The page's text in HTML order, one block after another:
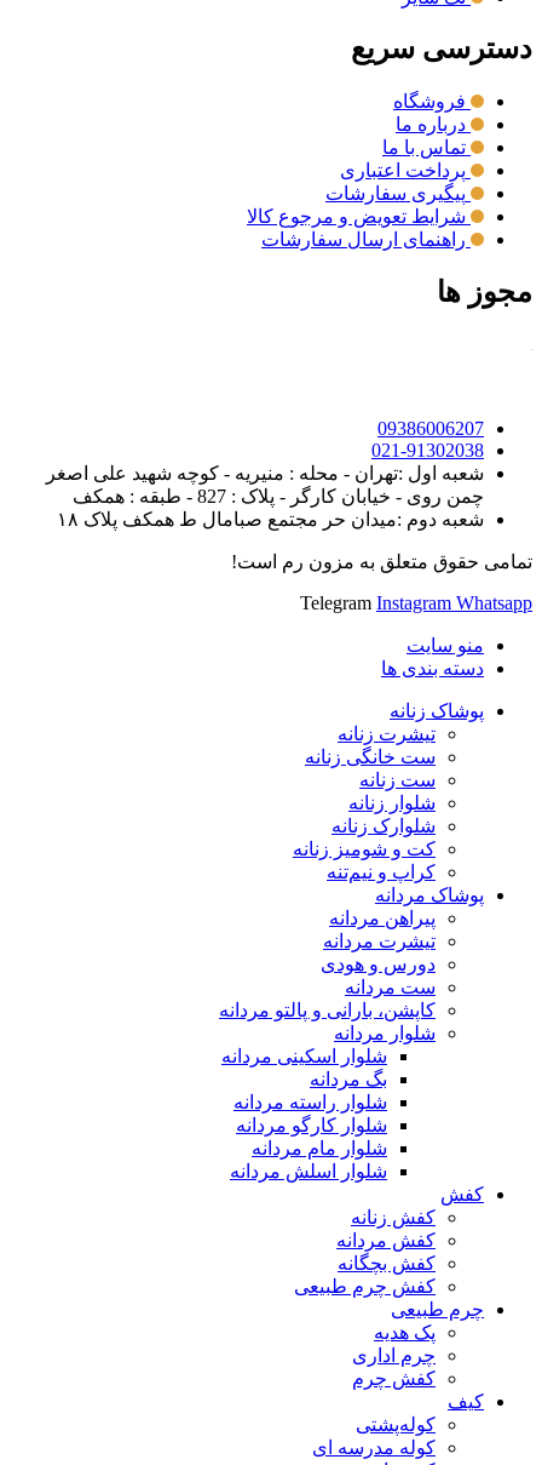
دسترسی سریع
فروشگاه
درباره ما
تماس با ما
پرداخت اعتباری
پیگیری سفارشات
شرایط تعویض و مرجوع کالا
راهنمای ارسال سفارشات
مجوز ها
09386006207
021-91302038
شعبه اول :تهران - محله : منیریه - کوچه شهید علی اصغر
چمن روی - خیابان کارگر - پلاک : 827 - طبقه : همکف
شعبه دوم :میدان حر مجتمع صبامال ط همکف پلاک ۱۸
تمامی حقوق متعلق به مزون رم است!
Telegram Instagram Whatsapp
منو سایت
دسته بندی ها
پوشاک زنانه
تیشرت زنانه
ست خانگی زنانه
ست زنانه
شلوار زنانه
شلوارک زنانه
کت و شومیز زنانه
کراپ و نیم‌تنه
پوشاک مردانه
پیراهن مردانه
تیشرت مردانه
دورس و هودی
ست مردانه
کاپشن، بارانی و پالتو مردانه
شلوار مردانه
شلوار اسکینی مردانه
بگ مردانه
شلوار راسته مردانه
شلوار کارگو مردانه
شلوار مام مردانه
شلوار اسلش مردانه
کفش
کفش زنانه
کفش مردانه
کفش بچگانه
کفش چرم طبیعی
چرم طبیعی
پک هدیه
چرم اداری
کفش چرم
کیف
کوله‌پشتی
کوله مدرسه ای